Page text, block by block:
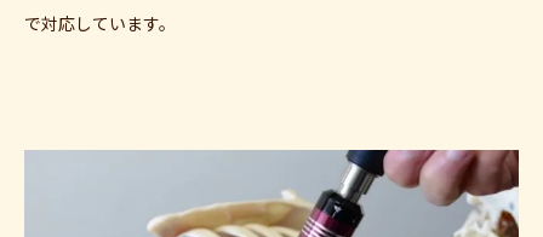
で対応しています。